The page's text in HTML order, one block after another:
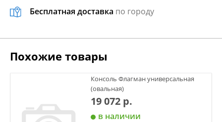
Бесплатная доставка по городу
Похожие товары
Консоль Флагман универсальная
(овальная)
19 072 р.
в наличии